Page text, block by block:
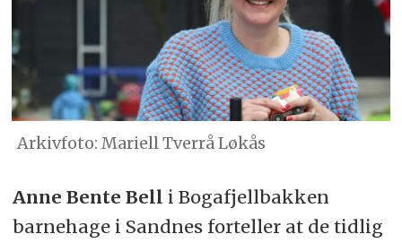
Arkivfoto: Mariell Tverrå Løkås
Anne Bente Bell i Bogafjellbakken
barnehage i Sandnes forteller at de tidlig